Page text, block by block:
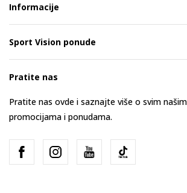
Informacije
Sport Vision ponude
Pratite nas
Pratite nas ovde i saznajte više o svim
promocijama i ponudama.